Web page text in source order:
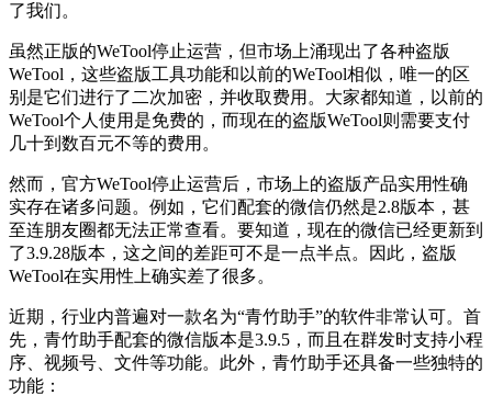
了我们。
虽然正版的WeTool停止运营，但市场上涌现出了各种盗版
WeTool，这些盗版工具功能和以前的WeTool相似，唯一的区
别是它们进行了二次加密，并收取费用。大家都知道，以前的
WeTool个人使用是免费的，而现在的盗版WeTool则需要支付
几十到数百元不等的费用。
然而，官方WeTool停止运营后，市场上的盗版产品实用性确
实存在诸多问题。例如，它们配套的微信仍然是2.8版本，甚
至连朋友圈都无法正常查看。要知道，现在的微信已经更新到
了3.9.28版本，这之间的差距可不是一点半点。因此，盗版
WeTool在实用性上确实差了很多。
近期，行业内普遍对一款名为“青竹助手”的软件非常认可。首
先，青竹助手配套的微信版本是3.9.5，而且在群发时支持小程
序、视频号、文件等功能。此外，青竹助手还具备一些独特的
功能：